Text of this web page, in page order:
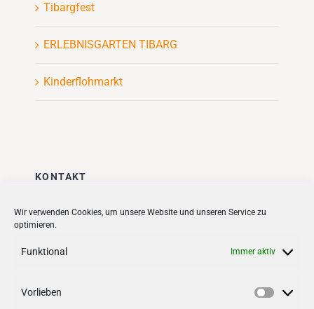
Wir verwenden Cookies, um unsere Website und unseren Service zu
optimieren.
Funktional Immer aktiv
Vorlieben
Tibargfest
ERLEBNISGARTEN TIBARG
Kinderflohmarkt
KONTAKT
Stadt + Handel City- und
Quartiersmanagement